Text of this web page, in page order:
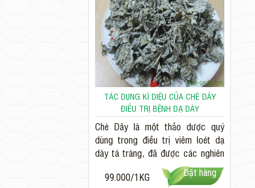
TÁC DỤNG KÌ DIỆU CỦA CHÈ DÂY
ĐIỀU TRỊ BỆNH DẠ DÀY
Chè Dây là một thảo dược quý
dùng trong điều trị viêm loét dạ
dày tá tràng, đã được các nghiên
cứu qua thực tế của GS. Phạm
Thanh...
99.000/1KG Đặt hàng